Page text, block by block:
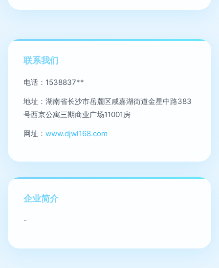
联系我们
电话：1538837**
地址：湖南省长沙市岳麓区咸嘉湖街道金星中路383
号西京公寓三期商业广场11001房
网址： www.djwl168.com
企业简介
-